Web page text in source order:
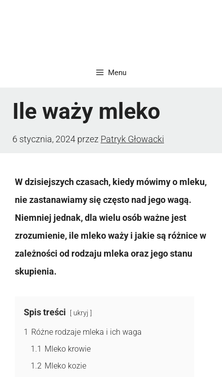
Menu
Ile waży mleko
6 stycznia, 2024 przez Patryk Głowacki
W dzisiejszych czasach, kiedy mówimy o mleku,
nie zastanawiamy się często nad jego wagą.
Niemniej jednak, dla wielu osób ważne jest
zrozumienie, ile mleko waży i jakie są różnice w
zależności od rodzaju mleka oraz jego stanu
skupienia.
Spis treści ukryj
1 Różne rodzaje mleka i ich waga
1.1 Mleko krowie
1.2 Mleko kozie